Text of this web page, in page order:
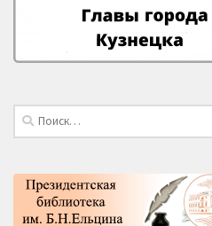
Найти: